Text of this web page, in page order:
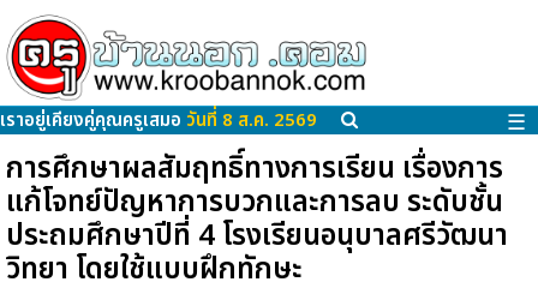
เราอยู่เคียงคู่คุณครูเสมอ วันที่ 8 ส.ค. 2569 ☰
การศึกษาผลสัมฤทธิ์ทางการเรียน เรื่องการ
แก้โจทย์ปัญหาการบวกและการลบ ระดับชั้น
ประถมศึกษาปีที่ 4 โรงเรียนอนุบาลศรีวัฒนา
วิทยา โดยใช้แบบฝึกทักษะ